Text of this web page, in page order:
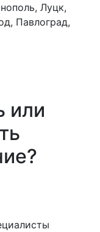
Луцк,
Павлоград,
или